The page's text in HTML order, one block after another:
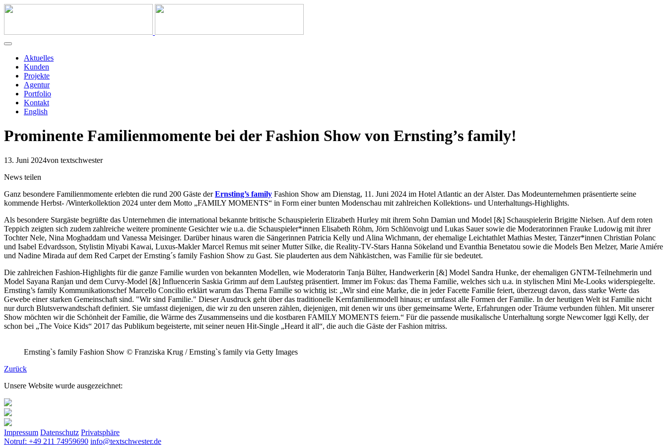
Aktuelles
Kunden
Projekte
Agentur
Portfolio
Kontakt
English
Prominente Familienmomente bei der Fashion Show von Ernsting’s family!
13. Juni 2024von textschwester
News teilen
Ganz besondere Familienmomente erlebten die rund 200 Gäste derErnsting’s family Fashion Show am Dienstag, 11. Juni 2024 im Hotel Atlantic an der Alster. Das Modeunternehmen präsentierte seine
kommende Herbst- /Winterkollektion 2024 unter dem Motto „FAMILY MOMENTS“ in Form einer bunten Modenschau mit zahlreichen Kollektions- und Unterhaltungs-Highlights.
Als besondere Stargäste begrüßte das Unternehmen die international bekannte britische Schauspielerin Elizabeth Hurley mit ihrem Sohn Damian und Model [&] Schauspielerin Brigitte Nielsen. Auf dem roten
Teppich zeigten sich zudem zahlreiche weitere prominente Gesichter wie u.a. die Schauspieler*innen Elisabeth Röhm, Jörn Schlönvoigt und Lukas Sauer sowie die Moderatorinnen Frauke Ludowig mit ihrer
Tochter Nele, Nina Moghaddam und Vanessa Meisinger. Darüber hinaus waren die Sängerinnen Patricia Kelly und Alina Wichmann, der ehemalige Leichtathlet Mathias Mester, Tänzer*innen Christian Polanc
und Isabel Edvardsson, Stylistin Miyabi Kawai, Luxus-Makler Marcel Remus mit seiner Mutter Silke, die Reality-TV-Stars Hanna Sökeland und Evanthia Benetatou sowie die Models Ben Melzer, Marie Amiére
und Nadine Mirada auf dem Red Carpet der Ernsting´s family Fashion Show zu Gast. Sie plauderten aus dem Nähkästchen, was Familie für sie bedeutet.
Die zahlreichen Fashion-Highlights für die ganze Familie wurden von bekannten Modellen, wie Moderatorin Tanja Bülter, Handwerkerin [&] Model Sandra Hunke, der ehemaligen GNTM-Teilnehmerin und
Model Sayana Ranjan und dem Curvy-Model [&] Influencerin Saskia Grimm auf dem Laufsteg präsentiert. Immer im Fokus: das Thema Familie, welches sich u.a. in stylischen Mini Me-Looks widerspiegelte.
Ernsting’s family Kommunikationschef Marcello Concilio erklärt warum das Thema Familie so wichtig ist: „Wir sind eine Marke, die in jeder Facette Familie feiert, überzeugt davon, dass starke Werte das
Gewebe einer starken Gemeinschaft sind. "Wir sind Familie." Dieser Ausdruck geht über das traditionelle Kernfamilienmodell hinaus; er umfasst alle Formen der Familie. In der heutigen Welt ist Familie nicht
nur durch Blutsverwandtschaft definiert. Sie umfasst diejenigen, die wir zu den unseren zählen, diejenigen, mit denen wir uns über gemeinsame Werte, Erfahrungen oder Träume verbunden fühlen. Mit unserer
Show möchten wir die Schönheit der Familie, die Wärme des Zusammenseins und die kostbaren FAMILY MOMENTS feiern.“ Für die passende musikalische Unterhaltung sorgte Newcomer Iggi Kelly, der
schon bei „The Voice Kids“ 2017 das Publikum begeisterte, mit seiner neuen Hit-Single „Heard it all“, die auch die Gäste der Fashion mitriss.
Ernsting`s family Fashion Show © Franziska Krug / Ernsting`s family via Getty Images
Zurück
Unsere Website wurde ausgezeichnet:
Impressum Datenschutz Privatsphäre
Notruf: +49 211 74959690 info@textschwester.de